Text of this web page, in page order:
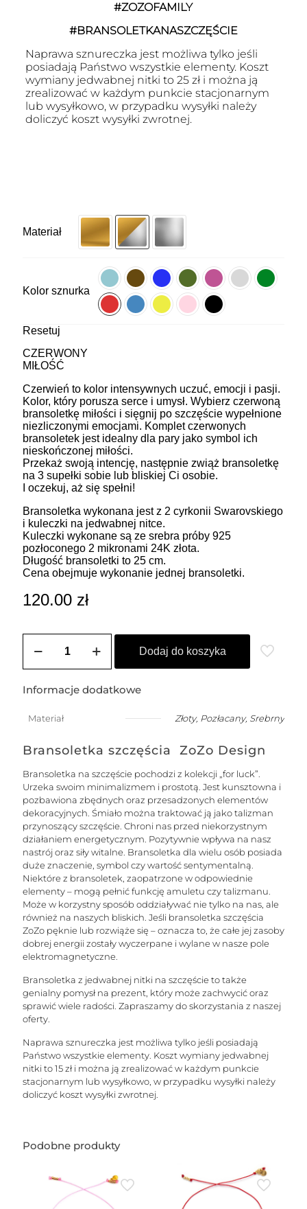
#ZOZOFAMILY
#BRANSOLETKANASZCZĘŚCIE
Naprawa sznureczka jest możliwa tylko jeśli
posiadają Państwo wszystkie elementy. Koszt
wymiany jedwabnej nitki to 25 zł i można ją
zrealizować w każdym punkcie stacjonarnym
lub wysyłkowo, w przypadku wysyłki należy
doliczyć koszt wysyłki zwrotnej.
Materiał
Kolor sznurka
Resetuj
CZERWONY
MIŁOŚĆ
Czerwień to kolor intensywnych uczuć, emocji i pasji.
Kolor, który porusza serce i umysł. Wybierz czerwoną
bransoletkę miłości i sięgnij po szczęście wypełnione
niezliczonymi emocjami. Komplet czerwonych
bransoletek jest idealny dla pary jako symbol ich
nieskończonej miłości.
Przekaż swoją intencję, następnie zwiąż bransoletkę
na 3 supełki sobie lub bliskiej Ci osobie.
I oczekuj, aż się spełni!
Bransoletka wykonana jest z 2 cyrkonii Swarovskiego
i kuleczki na jedwabnej nitce.
Kuleczki wykonane są ze srebra próby 925
pozłoconego 2 mikronami 24K złota.
Długość bransoletki to 25 cm.
Cena obejmuje wykonanie jednej bransoletki.
120.00 zł
Bransoletka
szczęście
kuleczką
Swarovskiego
Dodaj do koszyka
Informacje dodatkowe
Materiał Złoty, Pozłacany, Srebrny
Bransoletka szczęścia ZoZo Design
Bransoletka na szczęście pochodzi z kolekcji „for luck”.
Urzeka swoim minimalizmem i prostotą. Jest kunsztowna i
pozbawiona zbędnych oraz przesadzonych elementów
dekoracyjnych. Śmiało można traktować ją jako talizman
przynoszący szczęście. Chroni nas przed niekorzystnym
działaniem energetycznym. Pozytywnie wpływa na nasz
nastrój oraz siły witalne. Bransoletka dla wielu osób posiada
duże znaczenie, symbol czy wartość sentymentalną.
Niektóre z bransoletek, zaopatrzone w odpowiednie
elementy – mogą pełnić funkcję amuletu czy talizmanu.
Może w korzystny sposób oddziaływać nie tylko na nas, ale
również na naszych bliskich. Jeśli bransoletka szczęścia
ZoZo pęknie lub rozwiąże się – oznacza to, że całe jej zasoby
dobrej energii zostały wyczerpane i wylane w nasze pole
elektromagnetyczne.
Bransoletka z jedwabnej nitki na szczęście to także
genialny pomysł na prezent, który może zachwycić oraz
sprawić wiele radości. Zapraszamy do skorzystania z naszej
oferty.
Naprawa sznureczka jest możliwa tylko jeśli posiadają
Państwo wszystkie elementy. Koszt wymiany jedwabnej
nitki to 15 zł i można ją zrealizować w każdym punkcie
stacjonarnym lub wysyłkowo, w przypadku wysyłki należy
doliczyć koszt wysyłki zwrotnej.
Podobne produkty